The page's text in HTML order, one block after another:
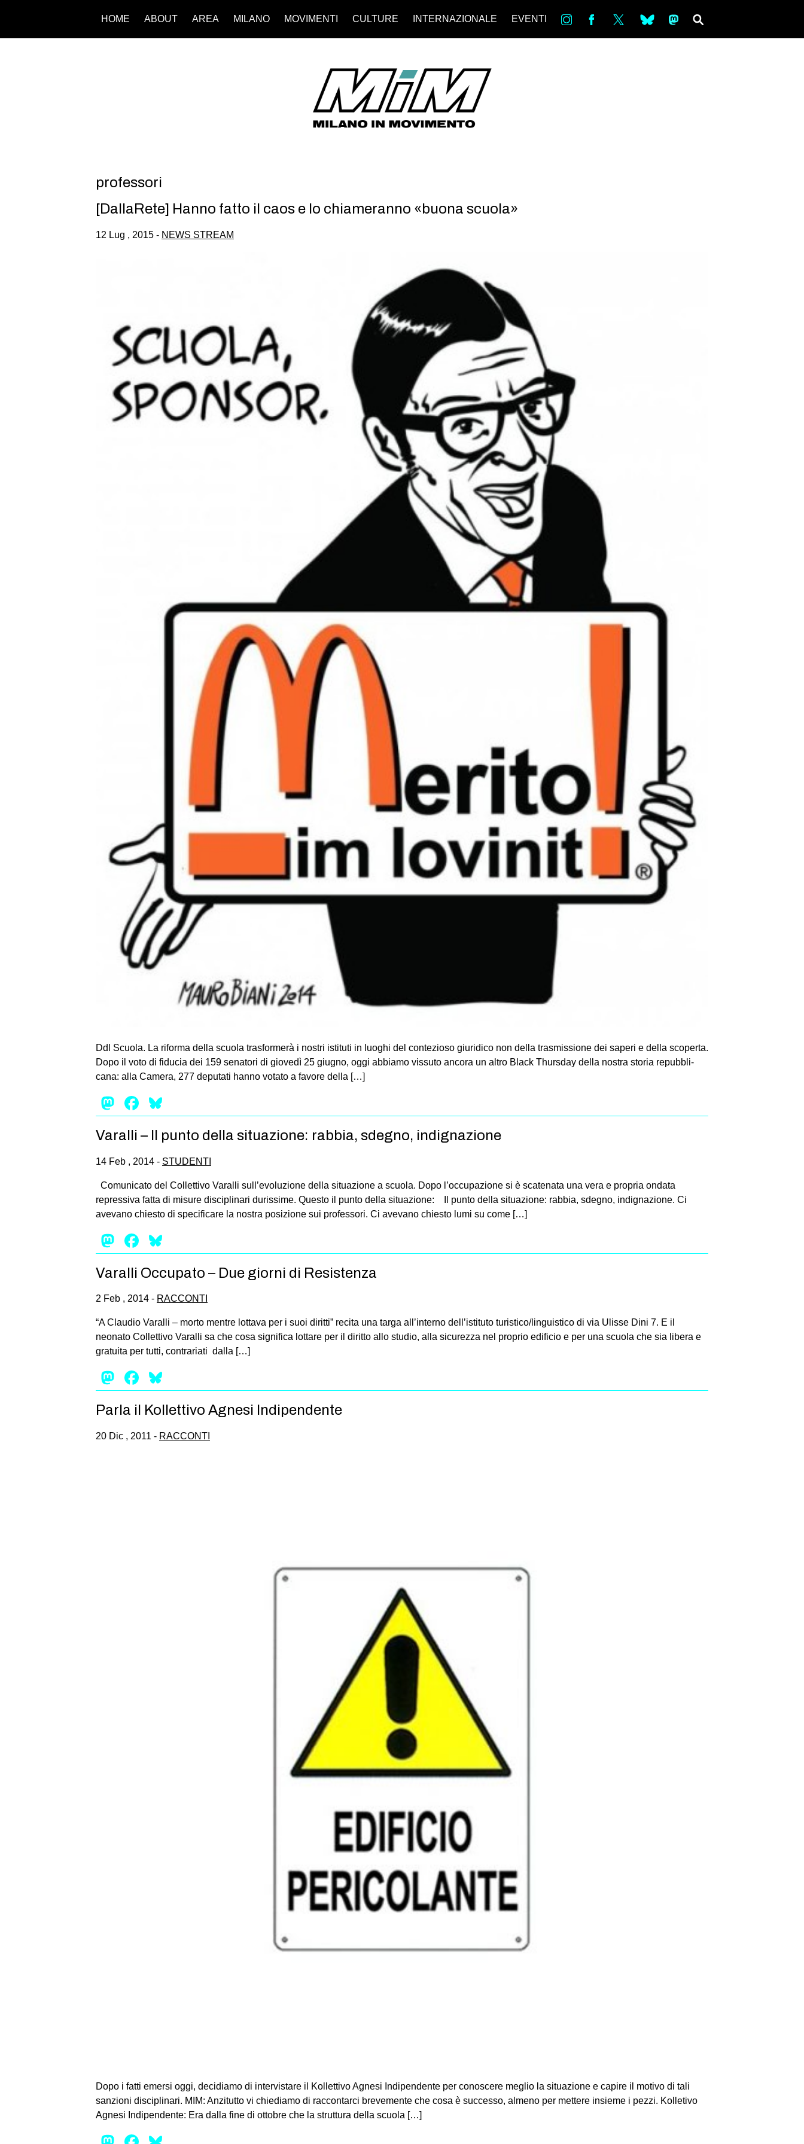
HOME ABOUT AREA MILANO MOVIMENTI CULTURE INTERNAZIONALE EVENTI in bsky ms
professori
[DallaRete] Hanno fatto il caos e lo chiameranno «buona scuola»
12 Lug , 2015 - NEWS STREAM
Ddl Scuola. La riforma della scuola trasformerà i nostri istituti in luoghi del contezioso giuridico non della trasmissione dei saperi e della scoperta.
Dopo il voto di fidu­cia dei 159 sena­tori di gio­vedì 25 giu­gno, oggi abbiamo vis­suto ancora un altro Black Thur­sday della nostra sto­ria repub­bli­
cana: alla Camera, 277 depu­tati hanno votato a favore della […]
Mastodon
Facebook
Varalli – Il punto della situazione: rabbia, sdegno, indignazione
14 Feb , 2014 - STUDENTI
Comunicato del Collettivo Varalli sull’evoluzione della situazione a scuola. Dopo l’occupazione si è scatenata una vera e propria ondata
repressiva fatta di misure disciplinari durissime. Questo il punto della situazione: Il punto della situazione: rabbia, sdegno, indignazione. Ci
avevano chiesto di specificare la nostra posizione sui professori. Ci avevano chiesto lumi su come […]
Mastodon
Facebook
Varalli Occupato – Due giorni di Resistenza
2 Feb , 2014 - RACCONTI
“A Claudio Varalli – morto mentre lottava per i suoi diritti” recita una targa all’interno dell’istituto turistico/linguistico di via Ulisse Dini 7. E il
neonato Collettivo Varalli sa che cosa significa lottare per il diritto allo studio, alla sicurezza nel proprio edificio e per una scuola che sia libera e
gratuita per tutti, contrariati dalla […]
Mastodon
Facebook
Parla il Kollettivo Agnesi Indipendente
20 Dic , 2011 - RACCONTI
Dopo i fatti emersi oggi, decidiamo di intervistare il Kollettivo Agnesi Indipendente per conoscere meglio la situazione e capire il motivo di tali
sanzioni disciplinari. MIM: Anzitutto vi chiediamo di raccontarci brevemente che cosa è successo, almeno per mettere insieme i pezzi. Kolletivo
Agnesi Indipendente: Era dalla fine di ottobre che la struttura della scuola […]